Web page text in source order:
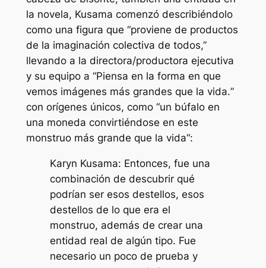
la novela, Kusama comenzó describiéndolo
como una figura que “proviene de productos
de la imaginación colectiva de todos,”
llevando a la directora/productora ejecutiva
y su equipo a “Piensa en la forma en que
vemos imágenes más grandes que la vida.”
con orígenes únicos, como “un búfalo en
una moneda convirtiéndose en este
monstruo más grande que la vida“:
Karyn Kusama: Entonces, fue una
combinación de descubrir qué
podrían ser esos destellos, esos
destellos de lo que era el
monstruo, además de crear una
entidad real de algún tipo. Fue
necesario un poco de prueba y